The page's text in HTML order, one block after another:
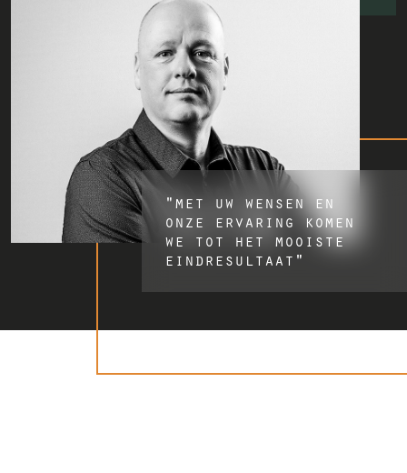
"met uw wensen en
onze ervaring komen
we tot het mooiste
eindresultaat"